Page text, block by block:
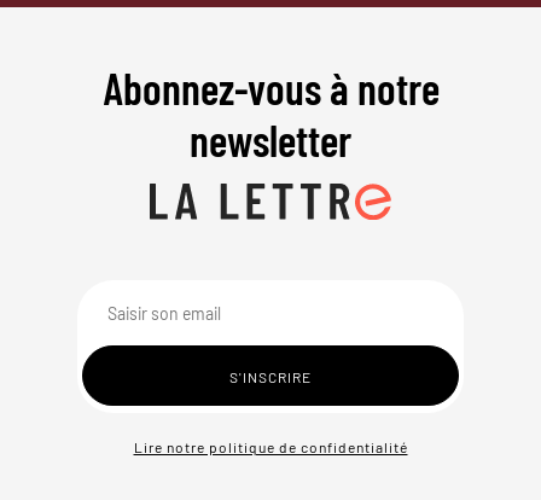
Abonnez-vous à notre
newsletter
Lire notre politique de confidentialité